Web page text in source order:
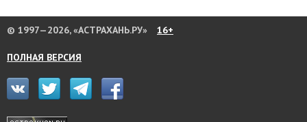
© 1997—2026, «АСТРАХАНЬ.РУ» 16+
ПОЛНАЯ ВЕРСИЯ